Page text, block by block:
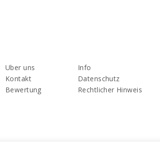
Uber uns
Kontakt
Bewertung
Info
Datenschutz
Rechtlicher Hinweis